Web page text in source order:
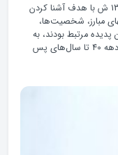
تدوین دایره المعارف انقلاب اسلامی در سال 1379 ش با هدف آشنا کردن
مبارز، شخصیت‌ها،
پدیده مرتبط بودند، به
تصویب رسید. بازه زمانی این‌مدخل‌ها‌ از‌ ابتدای دهه‌ 40 تا سال‌های پس